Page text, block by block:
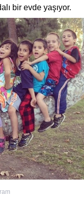
bir evde yaşıyor.